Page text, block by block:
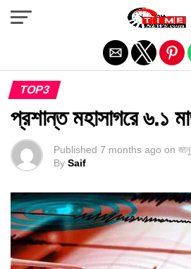
TOP3
প্রশান্ত মহাসাগরে ৬.১
Published 7 months ago on
By Saif
Exit mobile